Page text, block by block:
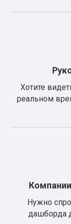
Хотите
реальном
Нужно
дашборда